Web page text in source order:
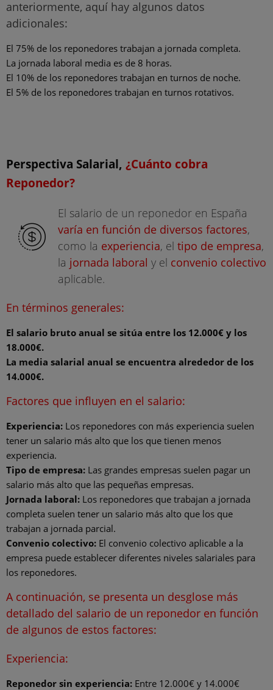
anteriormente, aquí hay algunos datos
adicionales:
El 75% de los reponedores trabajan a jornada completa.
La jornada laboral media es de 8 horas.
El 10% de los reponedores trabajan en turnos de noche.
El 5% de los reponedores trabajan en turnos rotativos.
Perspectiva Salarial, ¿Cuánto cobra
Reponedor?
El salario de un reponedor en España
varía en función de diversos factores,
como la experiencia, el tipo de empresa,
la jornada laboral y el convenio colectivo
aplicable.
En términos generales:
El salario bruto anual se sitúa entre los 12.000€ y los
18.000€.
La media salarial anual se encuentra alrededor de los
14.000€.
Factores que influyen en el salario:
Experiencia: Los reponedores con más experiencia suelen
tener un salario más alto que los que tienen menos
experiencia.
Tipo de empresa: Las grandes empresas suelen pagar un
salario más alto que las pequeñas empresas.
Jornada laboral: Los reponedores que trabajan a jornada
completa suelen tener un salario más alto que los que
trabajan a jornada parcial.
Convenio colectivo: El convenio colectivo aplicable a la
empresa puede establecer diferentes niveles salariales para
los reponedores.
A continuación, se presenta un desglose más
detallado del salario de un reponedor en función
de algunos de estos factores:
Experiencia:
Reponedor sin experiencia: Entre 12.000€ y 14.000€